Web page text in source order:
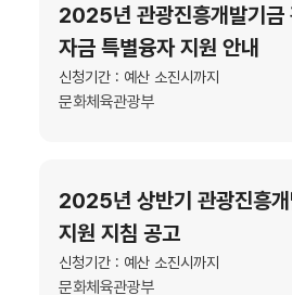
2025년 관광진흥개발기금
자금 특별융자 지원 안내
신청기간 : 예산 소진시까지
문화체육관광부
2025년 상반기 관광진흥
지원 지침 공고
신청기간 : 예산 소진시까지
문화체육관광부